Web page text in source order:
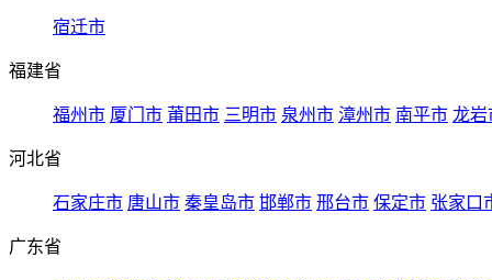
宿迁市
福建省
福州市 厦门市 莆田市 三明市 泉州市 漳州市 南平市 龙岩
河北省
石家庄市 唐山市 秦皇岛市 邯郸市 邢台市 保定市 张家口
广东省